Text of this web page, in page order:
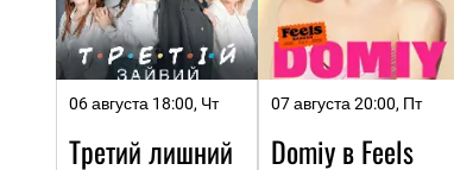
06 августа 18:00, Чт
Третий лишний
07 августа 20:00, Пт
Domiy в Feels